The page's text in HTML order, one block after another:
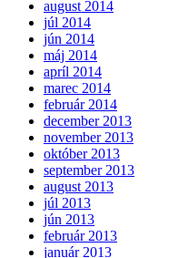
august 2014
júl 2014
jún 2014
máj 2014
apríl 2014
marec 2014
február 2014
december 2013
november 2013
október 2013
september 2013
august 2013
júl 2013
jún 2013
február 2013
január 2013